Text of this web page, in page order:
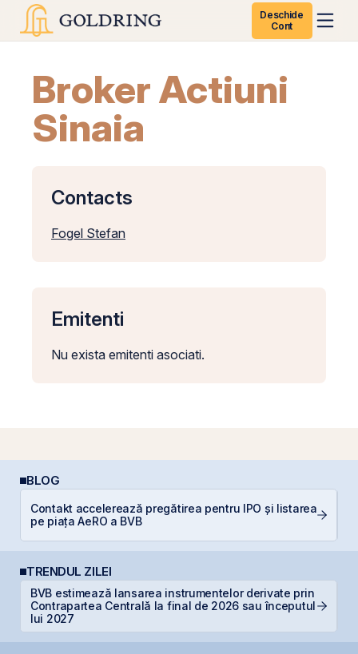
Deschide
Cont
Broker Actiuni
Sinaia
Contacts
Fogel Stefan
Emitenti
Nu exista emitenti asociati.
BLOG
Contakt accelerează pregătirea pentru IPO și listarea
pe piața AeRO a BVB
TRENDUL ZILEI
BVB estimează lansarea instrumentelor derivate prin
Contrapartea Centrală la final de 2026 sau începutul
lui 2027